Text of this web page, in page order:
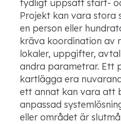
tydligt uppsatt start-
Projekt kan vara stora
en person eller
kräva koordination av
lokaler, uppgifter,
andra parametrar. Ett
kartlägga era
ett annat kan vara att
anpassad
eller området är